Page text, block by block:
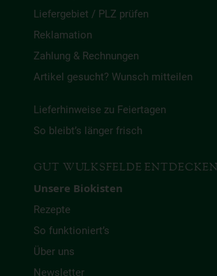
Liefergebiet / PLZ prüfen
Reklamation
Zahlung & Rechnungen
Artikel gesucht? Wunsch mitteilen
Lieferhinweise zu Feiertagen
So bleibt’s länger frisch
GUT WULKSFELDE ENTDECKEN
Unsere Biokisten
Rezepte
So funktioniert’s
Über uns
Newsletter